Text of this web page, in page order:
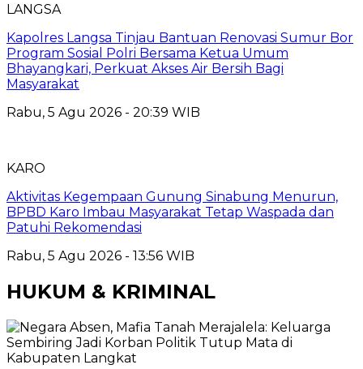
LANGSA
Kapolres Langsa Tinjau Bantuan Renovasi Sumur Bor
Program Sosial Polri Bersama Ketua Umum
Bhayangkari, Perkuat Akses Air Bersih Bagi
Masyarakat
Rabu, 5 Agu 2026 - 20:39 WIB
KARO
Aktivitas Kegempaan Gunung Sinabung Menurun,
BPBD Karo Imbau Masyarakat Tetap Waspada dan
Patuhi Rekomendasi
Rabu, 5 Agu 2026 - 13:56 WIB
HUKUM & KRIMINAL